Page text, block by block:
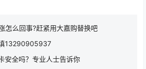
怎么回事?赶紧用大嘉购替换吧
13290905937
安全吗？专业人士告诉你